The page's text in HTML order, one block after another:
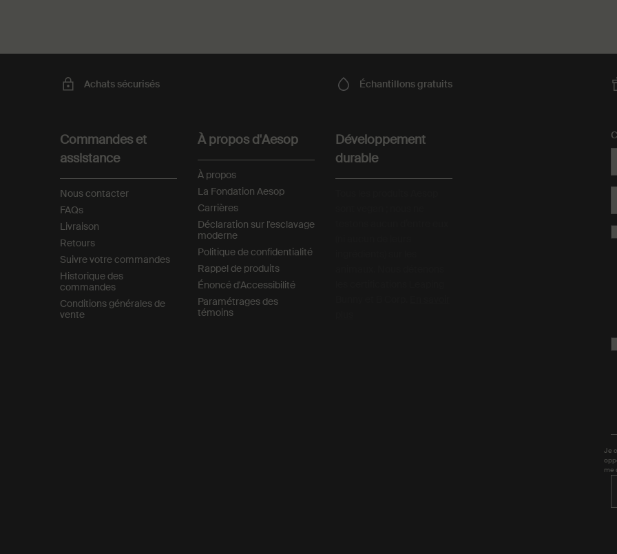
Achats sécurisés Échantillonsgratuits
Commandes et
assistance
Nous contacter
FAQs
Livraison
Retours
Suivre votre commandes
Historique des
commandes
Conditions générales de
vente
À propos d'Aesop
À propos
La Fondation Aesop
Carrières
Déclaration sur l'esclavage
moderne
Politique de confidentialité
Rappel de produits
Énoncé d'Accessibilité
Paramétrages des
témoins
Développement
durable
Je
me